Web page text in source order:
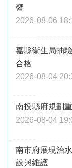
響
2026-08-06
嘉縣衛生局抽
合格
2026-08-04
南投縣府規劃
2026-08-04
南市府展現治
設與維護